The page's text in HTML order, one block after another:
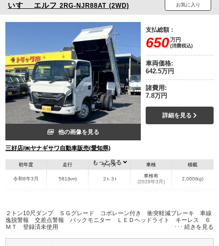
いすゞ エルフ 2RG-NJR88AT (2WD) お気に入り
他の画像を見る
三好店/㈱ヤナギサワ自動車販売(愛知県)
支払総額：
650万円
(消費税込)
車両価格:
642.5万円
諸費用:
7.8万円
詳細を見る
初年度
令和8年3月
走行
581(km)
サイズ
２t-３t
車検
車検有
(2028年3月)
積載
2,000(kg)
愛知県
W:1,590
H:300
W:1,690
H:1,970
無
もっと見る
２トン10尺ダンプ ＳＧグレード コボレーン付き 衝突軽減ブレーキ 車線
逸脱警報 交差点警報 バックモニター ＬＥＤヘッドライト キーレス ６
ＭＴ 登録済未使用